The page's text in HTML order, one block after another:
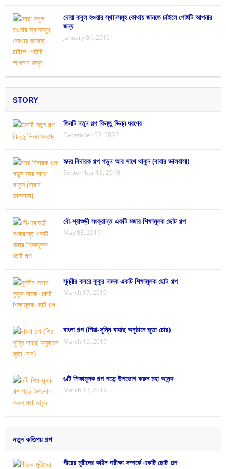
দোয়া কবুল হওয়ার স্থানসমূহ কোথায় জানতে চাইলে পোষ্টটি আপনার
জন্য
January 01, 2019
STORY
তিনটি নতুন গল্প কিন্তু ভিন্ন ধরণের
December 22, 2022
হৃদয় বিদারক গল্প পড়ুন আর সাথে থাকুন (বাবার ভালবাসা)
September 13, 2019
বৌ-শ্বাশুড়ী সংক্রান্ত একটি মজার শিক্ষামূলক ছোট গল্প
May 03, 2019
সুন্নীর কবরে কুকুর নামক একটি শিক্ষামূলক ছোট গল্প
March 17, 2019
বাংলা গল্প (শিয়া-সুন্নি বাহাছ অনুষ্ঠানে জুতা চোর)
March 15, 2019
৬টি শিক্ষামূলক গল্প পড়ে উপভোগ করুন মহা আনন্দ
March 13, 2019
নতুন কতিপয় গল্প
পীরের মুরীদের কঠিন পরীক্ষা সম্পর্কে একটি ছোট গল্প